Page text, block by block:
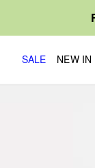
SALE NEW IN